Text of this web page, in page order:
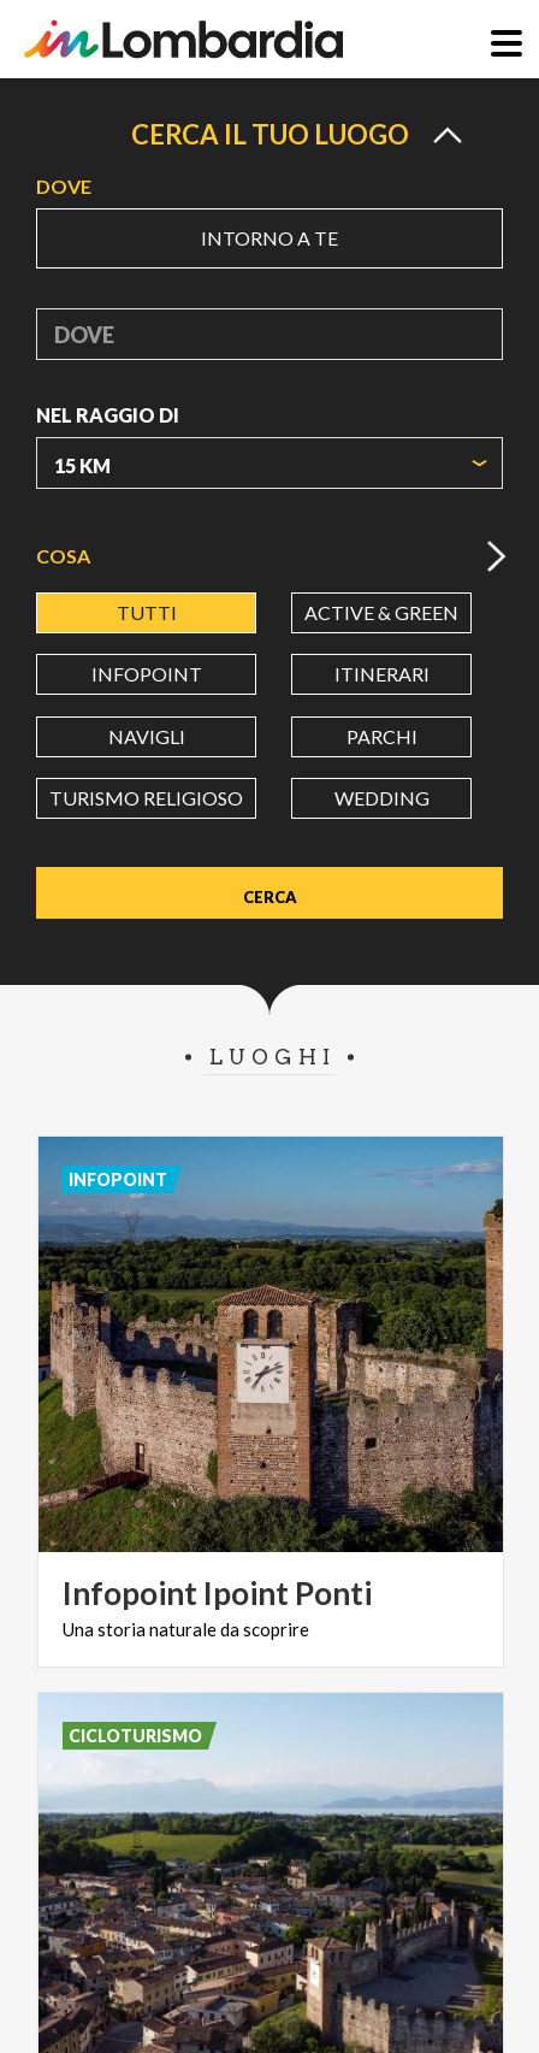
principale
CERCA IL TUO LUOGO
DOVE
INTORNO A TE
DOVE
NEL RAGGIO DI
LATITUDINE
LONGITUDINE
Value in decimal degrees. Use dot (.) as decimal separator.
COSA
TUTTI ACTIVE & GREEN
INFOPOINT ITINERARI
NAVIGLI PARCHI
TURISMO RELIGIOSO WEDDING
LUOGHI
Infopoint Ipoint Ponti
Unastorianaturaledascoprire
INFOPOINT
CICLOTURISMO